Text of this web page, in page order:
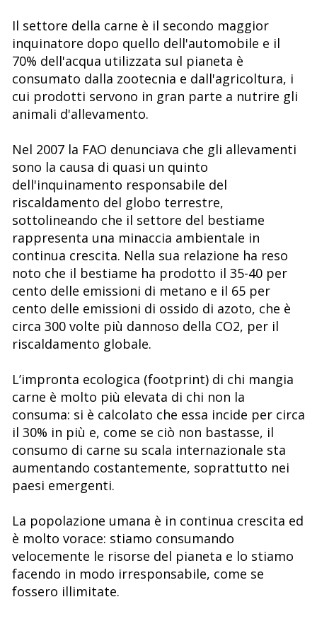
Il settore della carne è il secondo maggior
inquinatore dopo quello dell'automobile e il
70% dell'acqua utilizzata sul pianeta è
consumato dalla zootecnia e dall'agricoltura, i
cui prodotti servono in gran parte a nutrire gli
animali d'allevamento.
Nel 2007 la FAO denunciava che gli allevamenti
sono la causa di quasi un quinto
dell'inquinamento responsabile del
riscaldamento del globo terrestre,
sottolineando che il settore del bestiame
rappresenta una minaccia ambientale in
continua crescita. Nella sua relazione ha reso
noto che il bestiame ha prodotto il 35-40 per
cento delle emissioni di metano e il 65 per
cento delle emissioni di ossido di azoto, che è
circa 300 volte più dannoso della CO2, per il
riscaldamento globale.
L’impronta ecologica (footprint) di chi mangia
carne è molto più elevata di chi non la
consuma: si è calcolato che essa incide per circa
il 30% in più e, come se ciò non bastasse, il
consumo di carne su scala internazionale sta
aumentando costantemente, soprattutto nei
paesi emergenti.
La popolazione umana è in continua crescita ed
è molto vorace: stiamo consumando
velocemente le risorse del pianeta e lo stiamo
facendo in modo irresponsabile, come se
fossero illimitate.